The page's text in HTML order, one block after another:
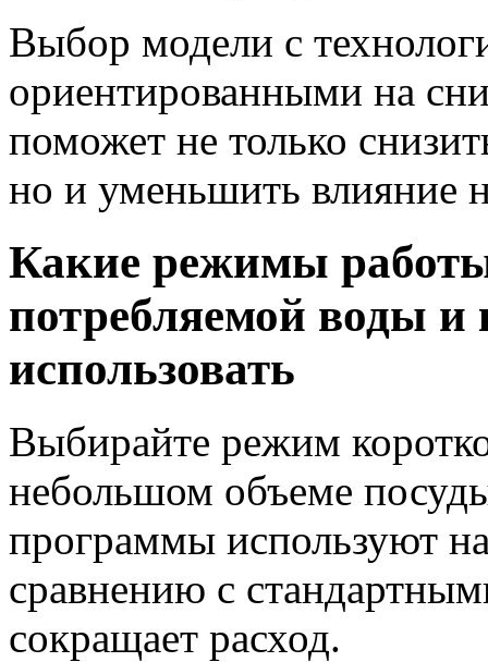
Выбор модели с
ориентированными на
поможет не только
но и уменьшить влияние
Какие режимы
потребляемой воды
использовать
Выбирайте режим
небольшом объеме
программы используют
сравнению с
сокращает расход.